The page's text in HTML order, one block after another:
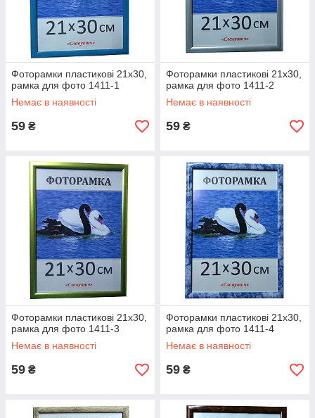
Фоторамки пластикові 21х30,
рамка для фото 1411-1
Немає в наявності
59 ₴
Фоторамки пластикові 21х30,
рамка для фото 1411-2
Немає в наявності
59 ₴
Фоторамки пластикові 21х30,
рамка для фото 1411-3
Немає в наявності
59 ₴
Фоторамки пластикові 21х30,
рамка для фото 1411-4
Немає в наявності
59 ₴